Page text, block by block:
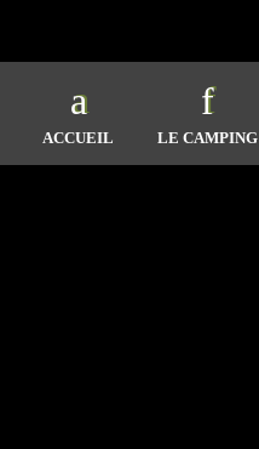
ACCUEIL LE CAMPING